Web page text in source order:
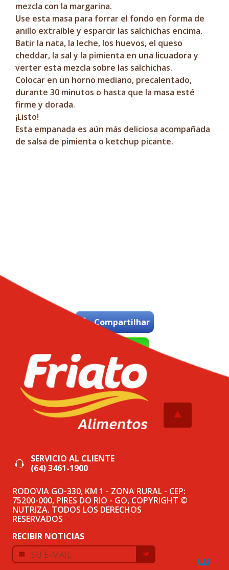
mezcla con la margarina.
Use esta masa para forrar el fondo en forma de
anillo extraíble y esparcir las salchichas encima.
Batir la nata, la leche, los huevos, el queso
cheddar, la sal y la pimienta en una licuadora y
verter esta mezcla sobre las salchichas.
Colocar en un horno mediano, precalentado,
durante 30 minutos o hasta que la masa esté
firme y dorada.
¡Listo!
Esta empanada es aún más deliciosa acompañada
de salsa de pimienta o ketchup picante.
Compartilhar
WhatsApp
Tweetar
SERVICIO AL CLIENTE
(64) 3461-1900
RODOVIA GO-330, KM 1 - ZONA RURAL - CEP:
75200-000, PIRES DO RIO - GO, COPYRIGHT ©
NUTRIZA. TODOS LOS DERECHOS
RESERVADOS
RECIBIR NOTICIAS